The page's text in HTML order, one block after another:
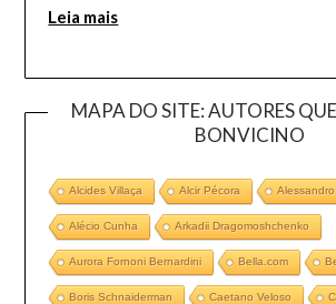
Leia mais
MAPA DO SITE: AUTORES
BONVICINO
Alcides Villaça Alcir Pécora
Alécio Cunha Arkadii Dragomoshchenko
Aurora Fornoni Bernardini Bella.com
Boris Schnaiderman Caetano Veloso